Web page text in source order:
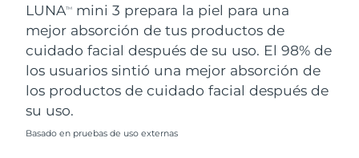
LUNATM
mini 3 prepara la piel para una
mejor absorción de tus productos de
cuidado facial después de su uso. El 98% de
los usuarios sintió una mejor absorción de
los productos de cuidado facial después de
su uso.
Basado en pruebas de uso externas